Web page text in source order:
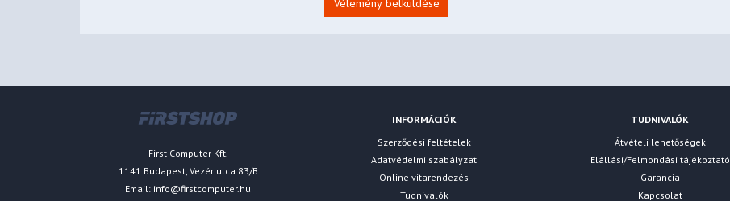
Vélemény belküldése
First Computer Kft.
1141 Budapest, Vezér utca 83/B
Email: info@firstcomputer.hu
INFORMÁCIÓK
Szerződési feltételek
Adatvédelmi szabályzat
Online vitarendezés
Tudnivalók
TUDNIVALÓK
Átvételi lehetőségek
Elállási/Felmondási tájékoztató
Garancia
Kapcsolat